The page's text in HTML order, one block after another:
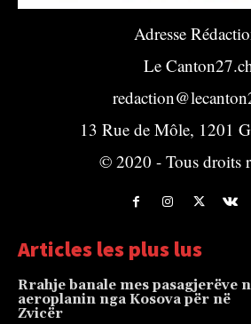
Adresse
Le
13 Rue de Môle, 1201
© 2020 - Tous droits
Articles les plus lus
Rrahje banale mes pasagjerëve
aeroplanin nga Kosova për në
Zvicër